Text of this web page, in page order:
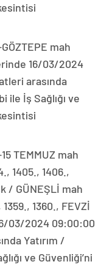
mah
16/03/2024
arasında
ile İş Sağlığı ve
TEMMUZ mah
1405., 1406.,
/ GÜNEŞLİ mah
1359., 1360., FEVZİ
03/2024 09:00:00
Yatırım /
ve Güvenliği’ni